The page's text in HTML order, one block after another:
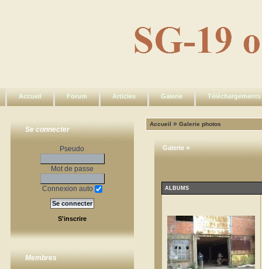
Accueil Forum Articles Galerie Téléchargements
Se connecter
Pseudo
Mot de passe
Connexion auto
S'inscrire
Membres
Accueil »Galerie photos
Galerie »
ALBUMS